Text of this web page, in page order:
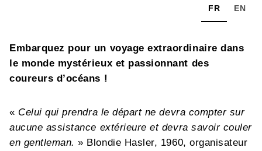
FR EN
Embarquez pour un voyage extraordinaire dans
le monde mystérieux et passionnant des
coureurs d’océans !
« Celui qui prendra le départ ne devra compter sur
aucune assistance extérieure et devra savoir couler
en gentleman. » Blondie Hasler, 1960, organisateur